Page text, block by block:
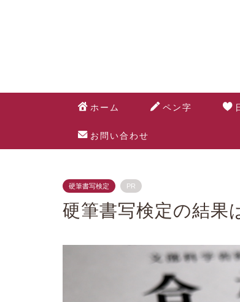
ホーム ペン字
お問い合わせ
硬筆書写検定 PR
硬筆書写検定の結果